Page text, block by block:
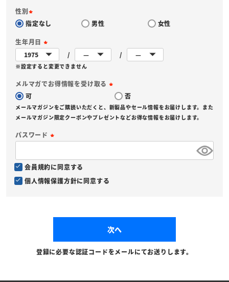
須
性別
(
必
須
)
指定なし 男性 女性
生年月日
必
須
※設定すると変更できません
メルマガでお得情報を受け取る
必
可 否
メールマガジンをご購読いただくと、新製品やセール情報をお届けします。また
メールマガジン限定クーポンやプレゼントなどお得な情報をお届けします。
パスワード
必
会員規約に同意する
個人情報保護方針に同意する
次へ
登録に必要な認証コードをメールにてお送りします。